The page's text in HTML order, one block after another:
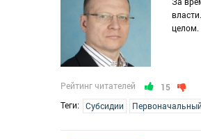
целом.
Рейтинг читателей 15
Теги:
Субсидии